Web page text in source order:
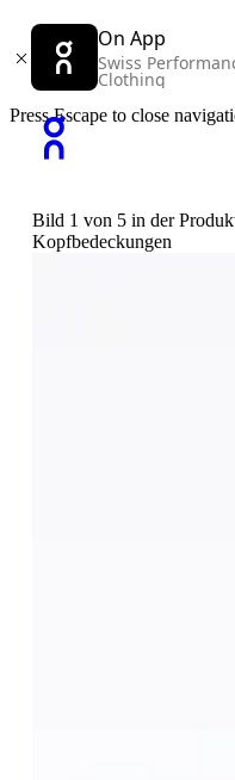
On App
Swiss
Clothing
Press Escape to close
Bild 1 von 5 in der
Kopfbedeckungen